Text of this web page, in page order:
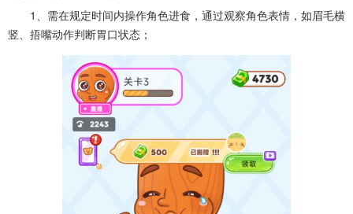
1、需在规定时间内操作角色进食，通过观察角色表情，如眉毛横
竖、捂嘴动作判断胃口状态；